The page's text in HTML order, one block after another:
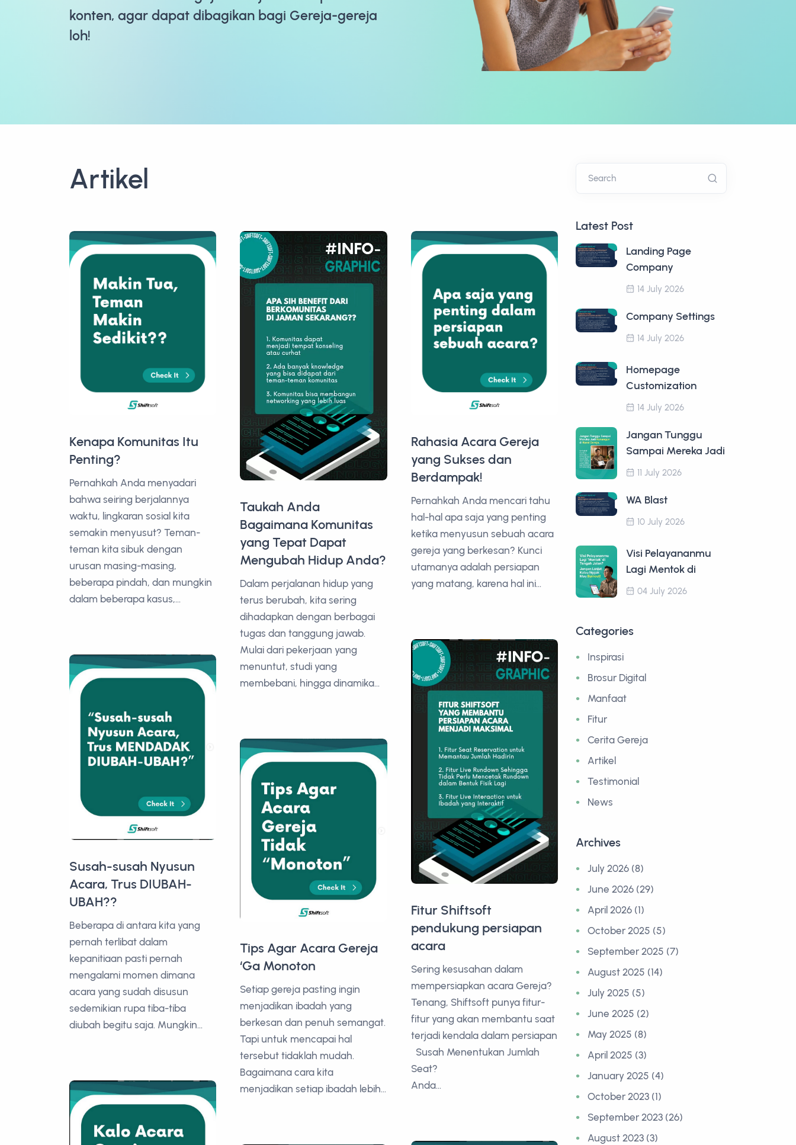
konten, agar dapat dibagikan bagi Gereja-gereja
loh!
Artikel
Kenapa Komunitas Itu
Penting?
Pernahkah Anda menyadari
bahwa seiring berjalannya
waktu, lingkaran sosial kita
semakin menyusut? Teman-
teman kita sibuk dengan
urusan masing-masing,
beberapa pindah, dan mungkin
dalam beberapa kasus,...
Taukah Anda
Bagaimana Komunitas
yang Tepat Dapat
Mengubah Hidup Anda?
Dalam perjalanan hidup yang
terus berubah, kita sering
dihadapkan dengan berbagai
tugas dan tanggung jawab.
Mulai dari pekerjaan yang
menuntut, studi yang
membebani, hingga dinamika...
Rahasia Acara Gereja
yang Sukses dan
Berdampak!
Pernahkah Anda mencari tahu
hal-hal apa saja yang penting
ketika menyusun sebuah acara
gereja yang berkesan? Kunci
utamanya adalah persiapan
yang matang, karena hal ini...
Fitur Shiftsoft
pendukung persiapan
acara
Sering kesusahan dalam
mempersiapkan acara Gereja?
Tenang, Shiftsoft punya fitur-
fitur yang akan membantu saat
terjadi kendala dalam persiapan
Susah Menentukan Jumlah
Seat?
Anda...
Susah-susah Nyusun
Acara, Trus DIUBAH-
UBAH??
Beberapa di antara kita yang
pernah terlibat dalam
kepanitiaan pasti pernah
mengalami momen dimana
acara yang sudah disusun
sedemikian rupa tiba-tiba
diubah begitu saja. Mungkin...
Tips Agar Acara Gereja
‘Ga Monoton
Setiap gereja pasting ingin
menjadikan ibadah yang
berkesan dan penuh semangat.
Tapi untuk mencapai hal
tersebut tidaklah mudah.
Bagaimana cara kita
menjadikan setiap ibadah lebih...
Search
Latest Post
Landing Page
Company
14 July 2026
Company Settings
14 July 2026
Homepage
Customization
14 July 2026
Jangan Tunggu
Sampai Mereka Jadi
11 July 2026
WA Blast
10 July 2026
Visi Pelayananmu
Lagi Mentok di
04 July 2026
Categories
Inspirasi
Brosur Digital
Manfaat
Fitur
Cerita Gereja
Artikel
Testimonial
News
Archives
July 2026 (8)
June 2026 (29)
April 2026 (1)
October 2025 (5)
September 2025 (7)
August 2025 (14)
July 2025 (5)
June 2025 (2)
May 2025 (8)
April 2025 (3)
January 2025 (4)
October 2023 (1)
September 2023 (26)
August 2023 (3)